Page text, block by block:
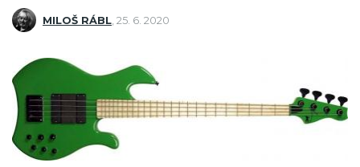
MILOŠ RÁBL 25. 6. 2020